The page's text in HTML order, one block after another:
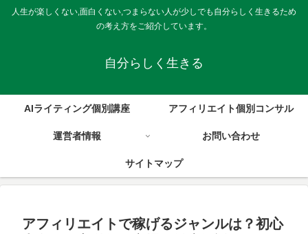
人生が楽しくない,面白くない,つまらない人が少しでも自分らしく生きるため
の考え方をご紹介しています。
自分らしく生きる
AIライティング個別講座 アフィリエイト個別コンサル
運営者情報 お問い合わせ
サイトマップ
アフィリエイトで稼げるジャンルは？初心